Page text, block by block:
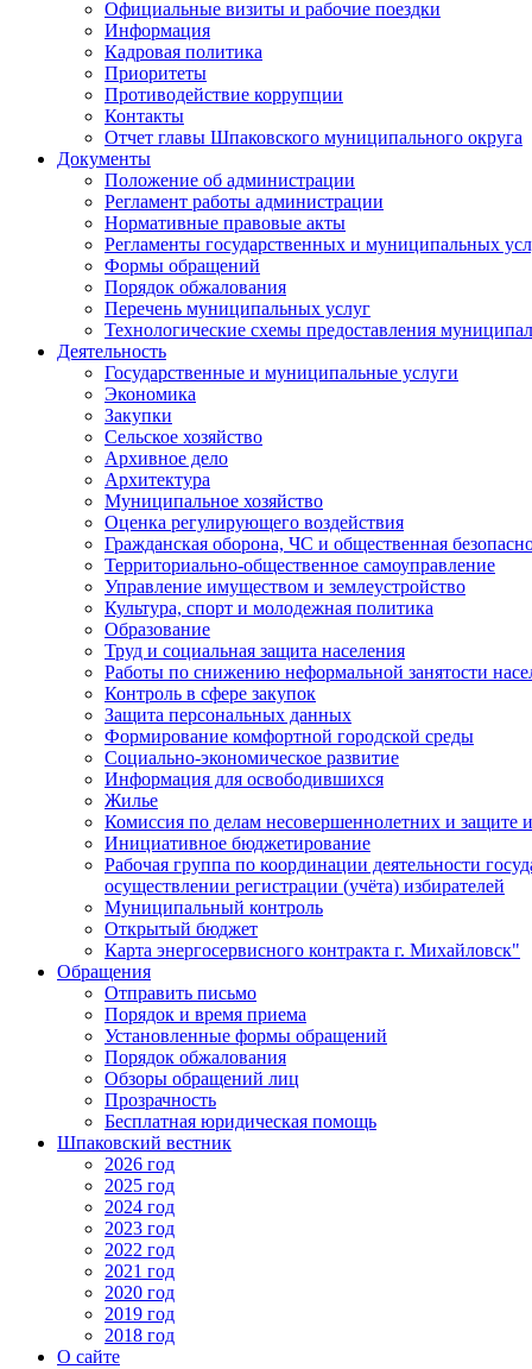
Официальные визиты и рабочие поездки
Информация
Кадровая политика
Приоритеты
Противодействие коррупции
Контакты
Отчет главы Шпаковского муниципального округа
Документы
Положение об администрации
Регламент работы администрации
Нормативные правовые акты
Регламенты государственных и муниципальных
Формы обращений
Порядок обжалования
Перечень муниципальных услуг
Технологические схемы предоставления
Деятельность
Государственные и муниципальные услуги
Экономика
Закупки
Сельское хозяйство
Архивное дело
Архитектура
Муниципальное хозяйство
Оценка регулирующего воздействия
Гражданская оборона, ЧС и общественная
Территориально-общественное самоуправление
Управление имуществом и землеустройство
Культура, спорт и молодежная политика
Образование
Труд и социальная защита населения
Работы по снижению неформальной занятости
Контроль в сфере закупок
Защита персональных данных
Формирование комфортной городской среды
Социально-экономическое развитие
Информация для освободившихся
Жилье
Комиссия по делам несовершеннолетних и защите
Инициативное бюджетирование
Рабочая группа по координации деятельности
осуществлении регистрации (учёта) избирателей
Муниципальный контроль
Открытый бюджет
Карта энергосервисного контракта г. Михайловск"
Обращения
Отправить письмо
Порядок и время приема
Установленные формы обращений
Порядок обжалования
Обзоры обращений лиц
Прозрачность
Бесплатная юридическая помощь
Шпаковский вестник
2026 год
2025 год
2024 год
2023 год
2022 год
2021 год
2020 год
2019 год
2018 год
О сайте